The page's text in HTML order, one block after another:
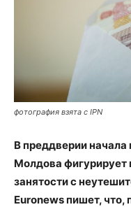
фотография взята с IPN
В преддверии начала
Молдова фигурирует
занятости с
Euronews пишет,